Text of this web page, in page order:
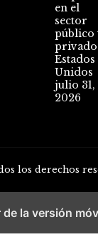
en el
sector
público
privado
Estados
Unidos
julio 31,
2026
los derechos
de la versión